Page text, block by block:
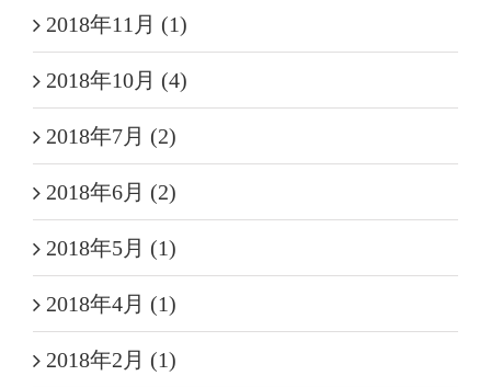
2018年11月 (1)
2018年10月 (4)
2018年7月 (2)
2018年6月 (2)
2018年5月 (1)
2018年4月 (1)
2018年2月 (1)